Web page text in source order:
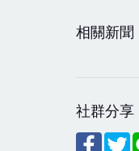
相關新聞
社群分享